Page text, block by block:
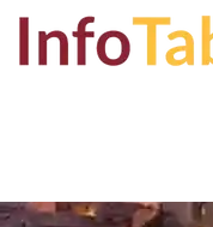
ESTANCO MÁS